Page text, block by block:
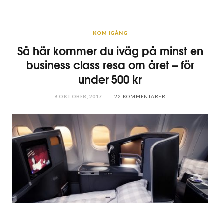
KOM IGÅNG
Så här kommer du iväg på minst en
business class resa om året – för
under 500 kr
8 OKTOBER, 2017 22 KOMMENTARER